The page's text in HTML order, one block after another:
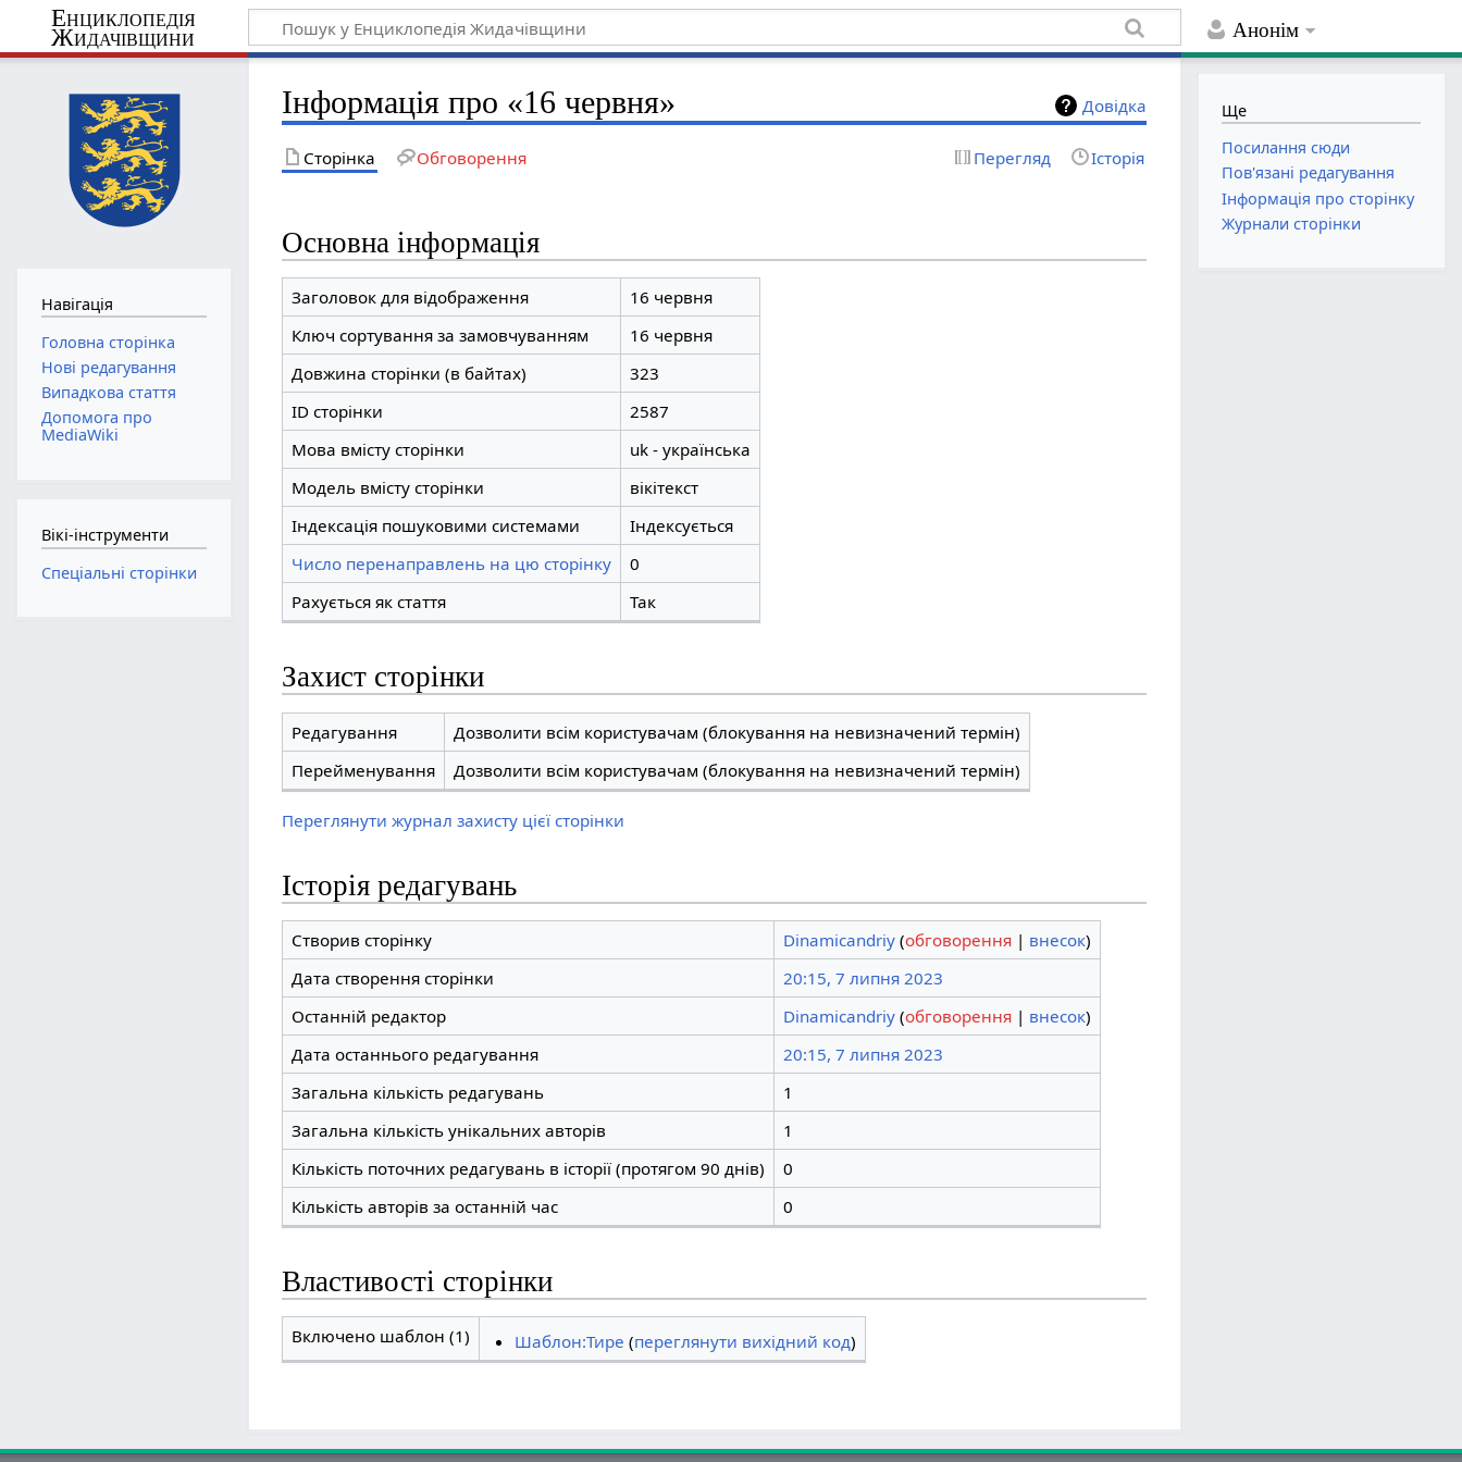
Анонім
Енциклопедія
Жидачівщини
Довідка
Інформація про «16 червня»
Сторінка Обговорення Перегляд Історія
Основна інформація
Заголовок для відображення
16 червня
Ключ сортування за замовчуванням
16 червня
Довжина сторінки (в байтах)
323
ID сторінки
2587
Мова вмісту сторінки
uk - українська
Модель вмісту сторінки
вікітекст
Індексація пошуковими системами
Індексується
Число перенаправлень на цю сторінку
0
Рахується як стаття
Так
Захист сторінки
Редагування
Дозволити всім користувачам (блокування на невизначений термін)
Перейменування
Дозволити всім користувачам (блокування на невизначений термін)
Переглянути журнал захисту цієї сторінки
Історія редагувань
Створив сторінку Dinamicandriy (обговорення| внесок)
Дата створення сторінки
20:15, 7 липня 2023
Останній редактор
Dinamicandriy (обговорення| внесок)
Дата останнього редагування
20:15, 7 липня 2023
Загальна кількість редагувань
1
Загальна кількість унікальних авторів
1
Кількість поточних редагувань в історії (протягом 90 днів)
0
Кількість авторів за останній час
0
Властивості сторінки
Включено шаблон (1) Шаблон:Тире (переглянути вихідний код)
Навігація
Головна сторінка
Нові редагування
Випадкова стаття
Допомога про
MediaWiki
Вікі-інструменти
Спеціальні сторінки
Ще
Посилання сюди
Пов'язані редагування
Інформація про сторінку
Журнали сторінки